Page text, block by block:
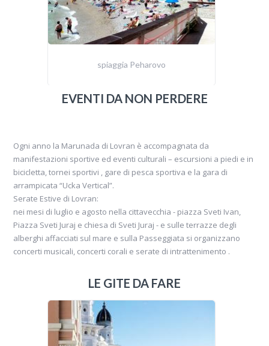
spiaggia Peharovo
EVENTI DA NON PERDERE
Ogni anno la Marunada di Lovran è accompagnata da
manifestazioni sportive ed eventi culturali – escursioni a piedi e in
bicicletta, tornei sportivi , gare di pesca sportiva e la gara di
arrampicata “Ucka Vertical”.
Serate Estive di Lovran:
nei mesi di luglio e agosto nella cittavecchia - piazza Sveti Ivan,
Piazza Sveti Juraj e chiesa di Sveti Juraj - e sulle terrazze degli
alberghi affacciati sul mare e sulla Passeggiata si organizzano
concerti musicali, concerti corali e serate di intrattenimento .
LE GITE DA FARE